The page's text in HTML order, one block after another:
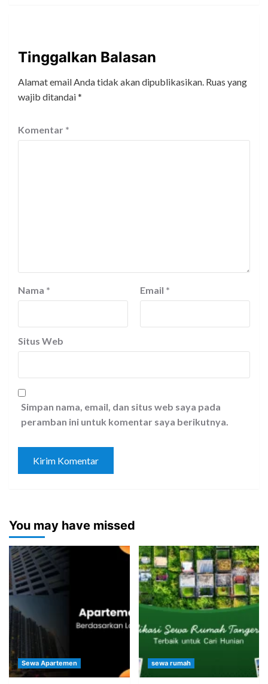
Tinggalkan Balasan
Alamat email Anda tidak akan dipublikasikan. Ruas yang
wajib ditandai*
Komentar *
Nama * Email *
Situs Web
Simpan nama, email, dan situs web saya pada
peramban ini untuk komentar saya berikutnya.
You may have missed
Sewa Apartemen sewa rumah